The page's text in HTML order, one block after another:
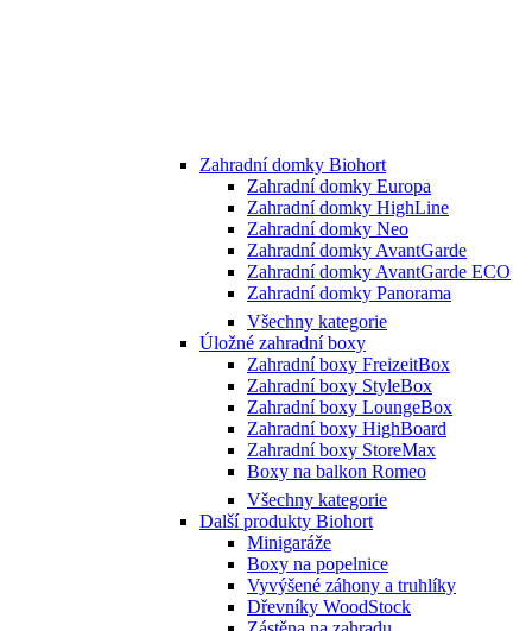
Zahradní domky Biohort
Zahradní domky Europa
Zahradní domky HighLine
Zahradní domky Neo
Zahradní domky AvantGarde
Zahradní domky AvantGarde ECO
Zahradní domky Panorama
Všechny kategorie
Úložné zahradní boxy
Zahradní boxy FreizeitBox
Zahradní boxy StyleBox
Zahradní boxy LoungeBox
Zahradní boxy HighBoard
Zahradní boxy StoreMax
Boxy na balkon Romeo
Všechny kategorie
Další produkty Biohort
Minigaráže
Boxy na popelnice
Vyvýšené záhony a truhlíky
Dřevníky WoodStock